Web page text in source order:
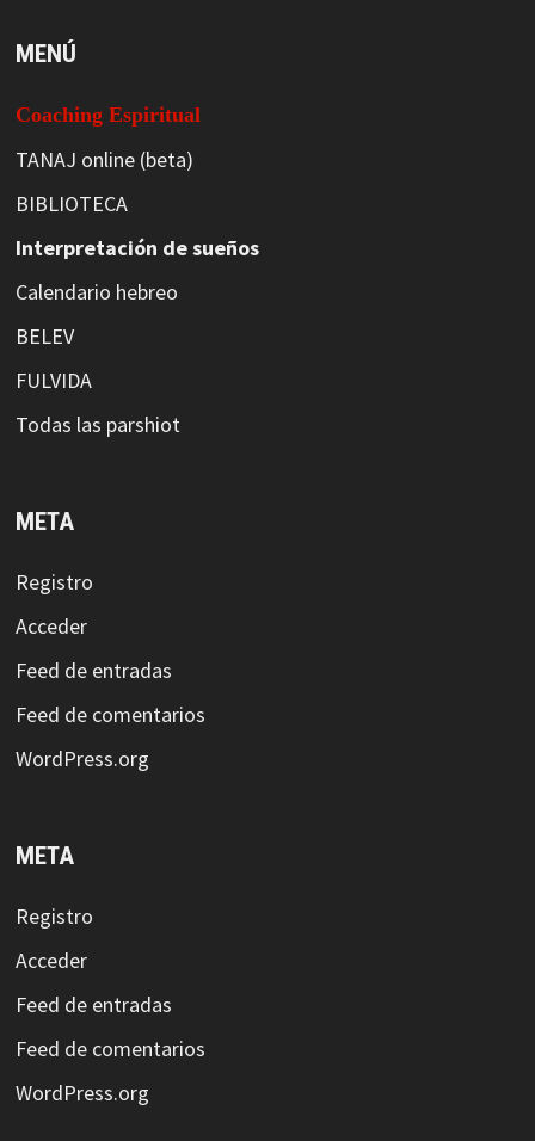
MENÚ
Coaching Espiritual
TANAJ online (beta)
BIBLIOTECA
Interpretación de sueños
Calendario hebreo
BELEV
FULVIDA
Todas las parshiot
META
Registro
Acceder
Feed de entradas
Feed de comentarios
WordPress.org
META
Registro
Acceder
Feed de entradas
Feed de comentarios
WordPress.org